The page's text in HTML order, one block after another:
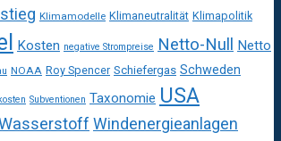
Klimamodelle Klimaneutralität Klimapolitik
Kosten negative Strompreise Netto-Null
Netto
NOAA Roy Spencer Schiefergas Schweden
Subventionen Taxonomie USA
Windenergieanlagen